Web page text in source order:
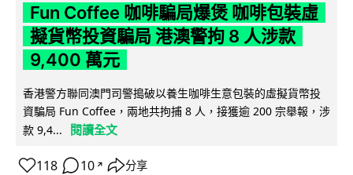
Fun Coffee 咖啡騙局爆煲 咖啡包裝虛
擬貨幣投資騙局 港澳警拘 8 人涉款
9,400 萬元
香港警方聯同澳門司警搗破以養生咖啡生意包裝的虛擬貨幣投
資騙局 Fun Coffee，兩地共拘捕 8 人，接獲逾 200 宗舉報，涉
款 9,4...
閱讀全文
118 10 ↗ 分享